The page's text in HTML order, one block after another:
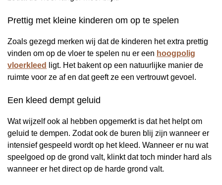
Prettig met kleine kinderen om op te spelen
Zoals gezegd merken wij dat de kinderen het extra prettig
vinden om op de vloer te spelen nu er een hoogpolig
vloerkleed
ligt. Het bakent op een natuurlijke manier de
ruimte voor ze af en dat geeft ze een vertrouwt gevoel.
Een kleed dempt geluid
Wat wijzelf ook al hebben opgemerkt is dat het helpt om
geluid te dempen. Zodat ook de buren blij zijn wanneer er
intensief gespeeld wordt op het kleed. Wanneer er nu wat
speelgoed op de grond valt, klinkt dat toch minder hard als
wanneer er het direct op de harde grond valt.